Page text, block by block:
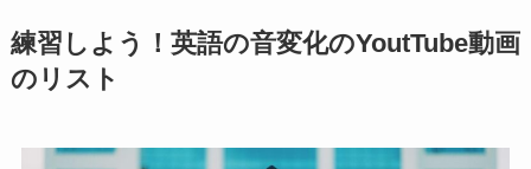
練習しよう！英語の音変化のYoutTube動画
のリスト